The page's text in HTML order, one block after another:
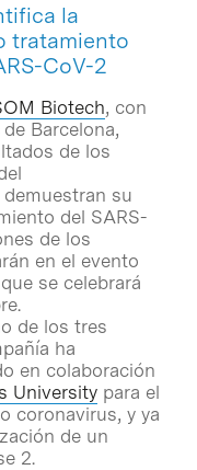
la
tratamiento
CoV-2
Biotech, con
Barcelona,
de los
su
del SARS-
de los
en el evento
que se celebrará
de los tres
ha
en colaboración
Universitypara el
coronavirus, y ya
de un
2.